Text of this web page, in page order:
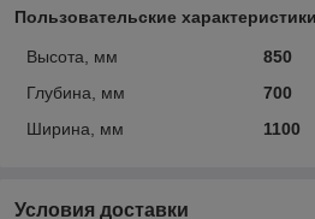
Пользовательские характеристики
Высота, мм
850
Глубина, мм
700
Ширина, мм
1100
Условия доставки